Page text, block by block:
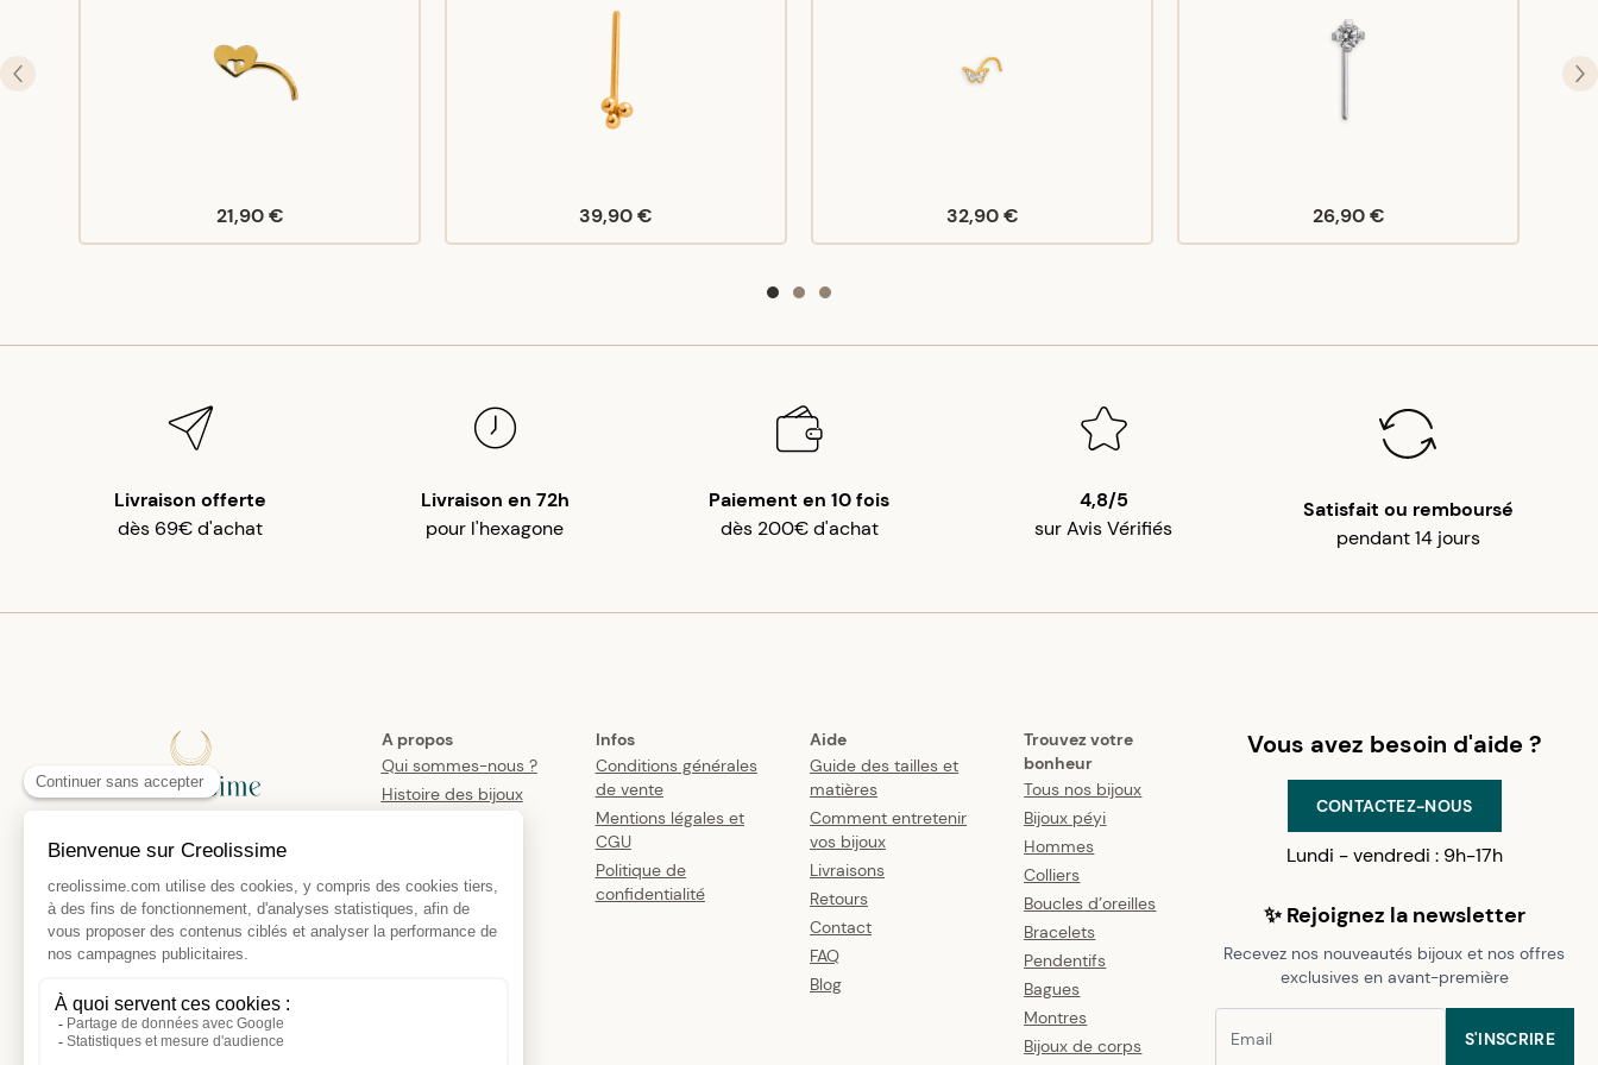
21,90 € 39,90 € 32,90 € 26,90 €
Livraison offerte
dès 69€ d'achat
Livraison en 72h
pour l'hexagone
Paiement en 10 fois
dès 200€ d'achat
4,8/5
sur Avis Vérifiés
Satisfait ou remboursé
pendant 14 jours
A propos
Qui sommes-nous ?
Histoire des bijoux
Infos
Conditions générales
de vente
Mentions légales et
CGU
Politique de
confidentialité
Aide
Guide des tailles et
matières
Comment entretenir
vos bijoux
Livraisons
Retours
Contact
FAQ
Blog
Trouvez votre
bonheur
Tous nos bijoux
Bijoux péyi
Hommes
Colliers
Boucles d’oreilles
Bracelets
Pendentifs
Bagues
Montres
Bijoux de corps
Vous avez besoin d'aide ?
CONTACTEZ-NOUS
Lundi - vendredi : 9h-17h
✨ Rejoignez la newsletter
Recevez nos nouveautés bijoux et nos offres
exclusives en avant-première
S'INSCRIRE